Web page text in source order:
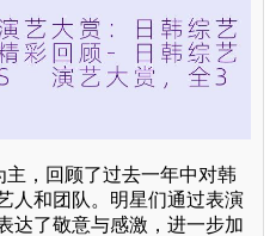
主，回顾了过去一年中对韩
人和团队。明星们通过表演
达了敬意与感激，进一步加